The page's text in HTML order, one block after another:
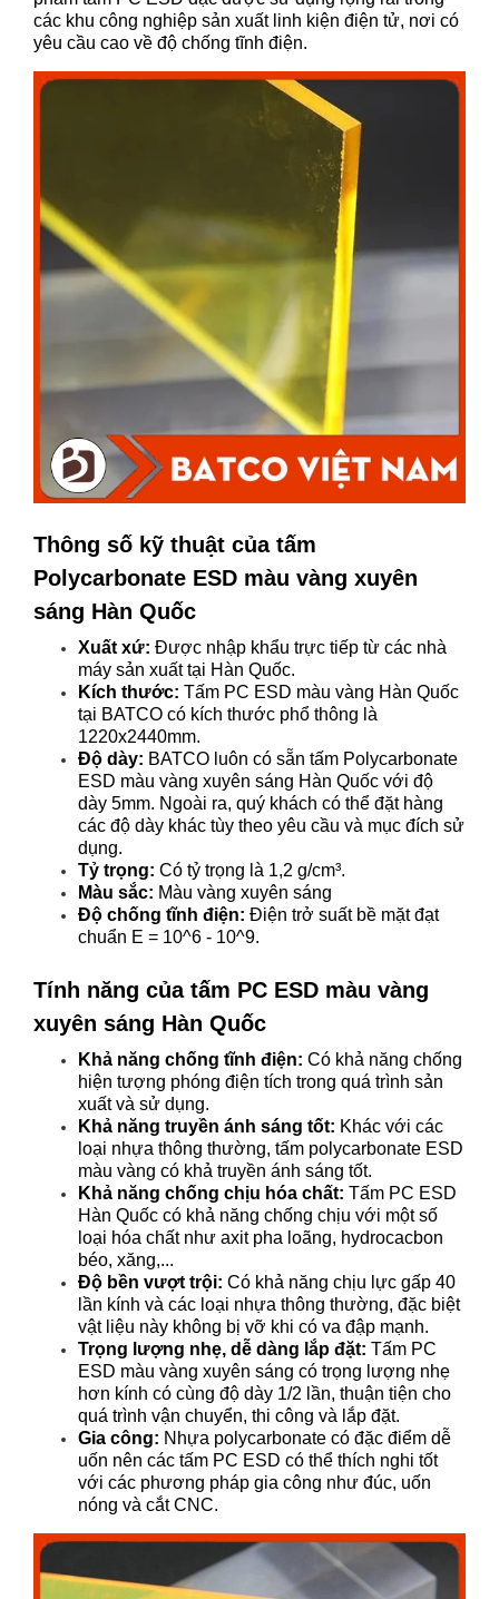
các khu công nghiệp sản xuất linh kiện điện tử, nơi có
yêu cầu cao về độ chống tĩnh điện.
Thông số kỹ thuật của tấm
Polycarbonate ESD màu vàng xuyên
sáng Hàn Quốc
Xuất xứ: Được nhập khẩu trực tiếp từ các nhà
máy sản xuất tại Hàn Quốc.
Kích thước: Tấm PC ESD màu vàng Hàn Quốc
tại BATCO có kích thước phổ thông là
1220x2440mm.
Độ dày: BATCO luôn có sẵn tấm Polycarbonate
ESD màu vàng xuyên sáng Hàn Quốc với độ
dày 5mm. Ngoài ra, quý khách có thể đặt hàng
các độ dày khác tùy theo yêu cầu và mục đích sử
dụng.
Tỷ trọng: Có tỷ trọng là 1,2 g/cm³.
Màu sắc: Màu vàng xuyên sáng
Độ chống tĩnh điện: Điện trở suất bề mặt đạt
chuẩn E = 10^6 - 10^9.
Tính năng của tấm PC ESD màu vàng
xuyên sáng Hàn Quốc
Khả năng chống tĩnh điện: Có khả năng chống
hiện tượng phóng điện tích trong quá trình sản
xuất và sử dụng.
Khả năng truyền ánh sáng tốt: Khác với các
loại nhựa thông thường, tấm polycarbonate ESD
màu vàng có khả truyền ánh sáng tốt.
Khả năng chống chịu hóa chất: Tấm PC ESD
Hàn Quốc có khả năng chống chịu với một số
loại hóa chất như axit pha loãng, hydrocacbon
béo, xăng,...
Độ bền vượt trội: Có khả năng chịu lực gấp 40
lần kính và các loại nhựa thông thường, đặc biệt
vật liệu này không bị vỡ khi có va đập mạnh.
Trọng lượng nhẹ, dễ dàng lắp đặt: Tấm PC
ESD màu vàng xuyên sáng có trọng lượng nhẹ
hơn kính có cùng độ dày 1/2 lần, thuận tiện cho
quá trình vận chuyển, thi công và lắp đặt.
Gia công: Nhựa polycarbonate có đặc điểm dễ
uốn nên các tấm PC ESD có thể thích nghi tốt
với các phương pháp gia công như đúc, uốn
nóng và cắt CNC.